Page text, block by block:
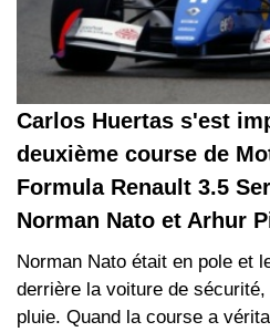
Carlos Huertas s'est
deuxième course de
Formula Renault 3.5
Norman Nato et Arhur
Norman Nato était en pole et
derrière la voiture de
pluie. Quand la course a